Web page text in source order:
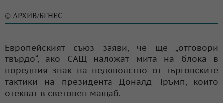
© АРХИВ/БГНЕС
Европейският съюз заяви, че ще „отговори
твърдо“, ако САЩ наложат мита на блока в
поредния знак на недоволство от търговските
тактики на президента Доналд Тръмп, които
отекват в световен мащаб.